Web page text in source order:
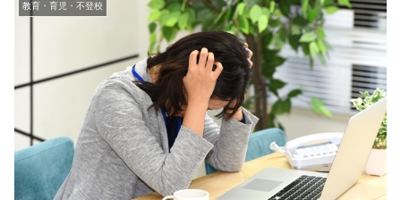
教育・育児・不登校